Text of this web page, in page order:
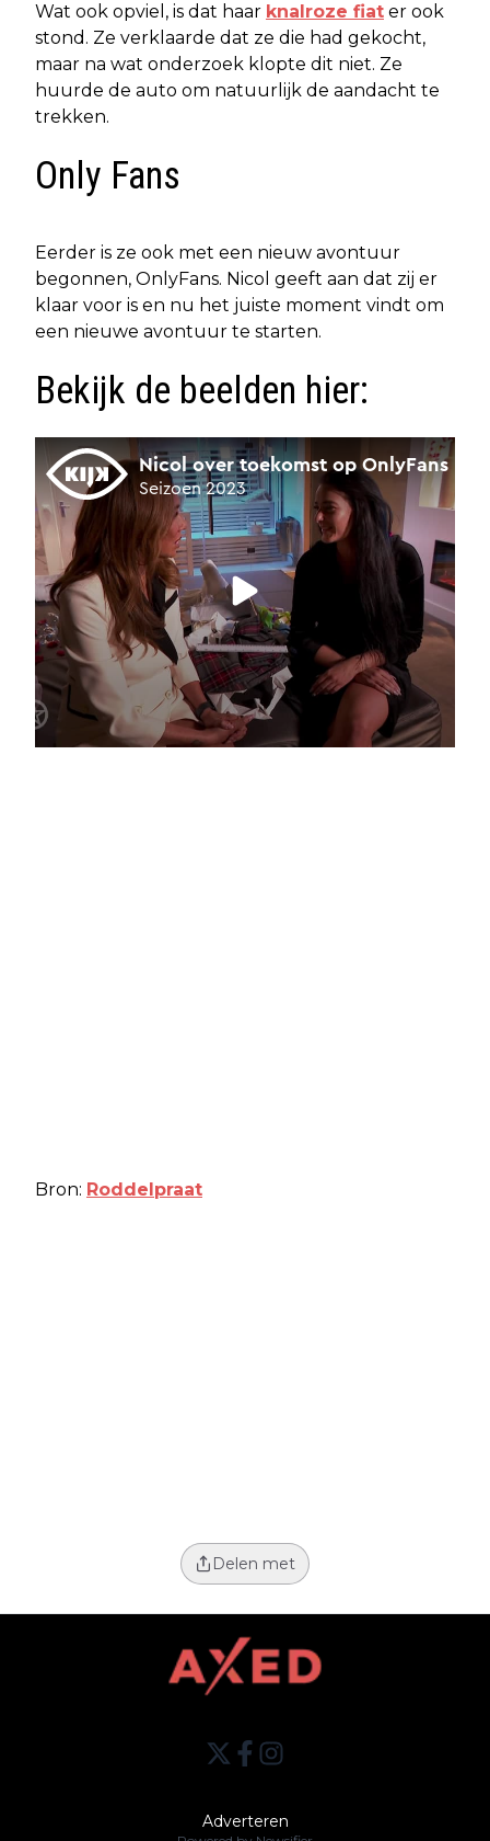
Wat ook opviel, is dat haar knalroze fiat er ook
stond. Ze verklaarde dat ze die had gekocht,
maar na wat onderzoek klopte dit niet. Ze
huurde de auto om natuurlijk de aandacht te
trekken.
Only Fans
Eerder is ze ook met een nieuw avontuur
begonnen, OnlyFans. Nicol geeft aan dat zij er
klaar voor is en nu het juiste moment vindt om
een nieuwe avontuur te starten.
Bekijk de beelden hier:
Bron: Roddelpraat
Delen met
Adverteren